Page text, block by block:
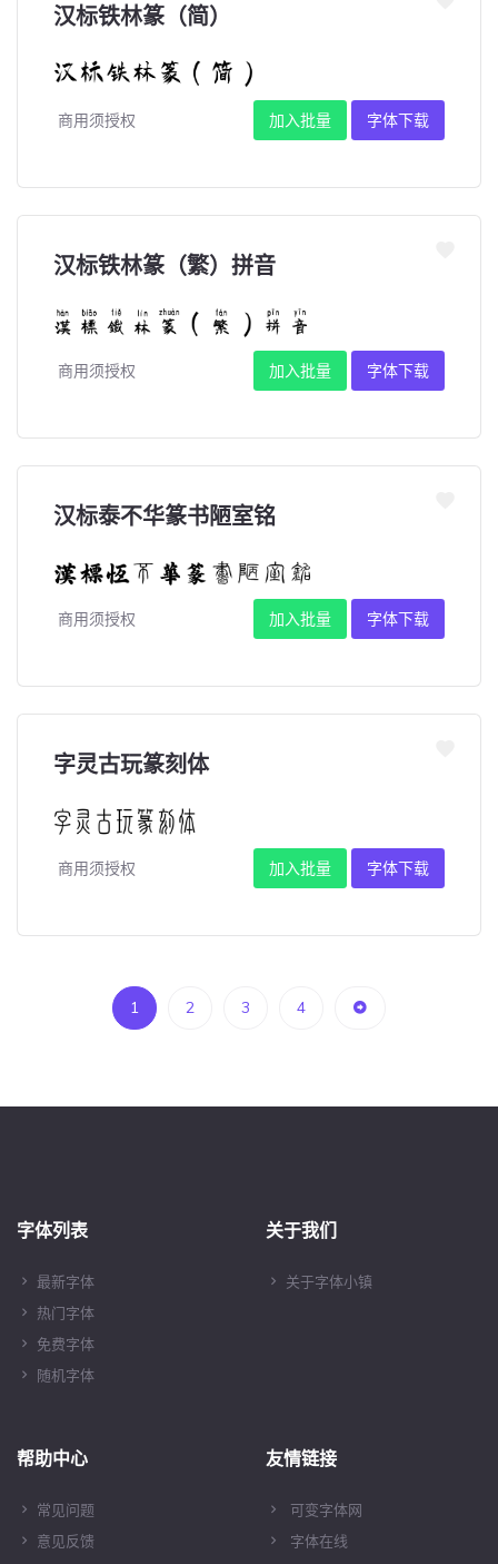
汉标铁林篆（简）
商用须授权 加入批量 字体下载
汉标铁林篆（繁）拼音
商用须授权 加入批量 字体下载
汉标泰不华篆书陋室铭
商用须授权 加入批量 字体下载
字灵古玩篆刻体
商用须授权 加入批量 字体下载
1 2 3 4
字体列表
最新字体
热门字体
免费字体
随机字体
关于我们
关于字体小镇
帮助中心
常见问题
意见反馈
友情链接
可变字体网
字体在线